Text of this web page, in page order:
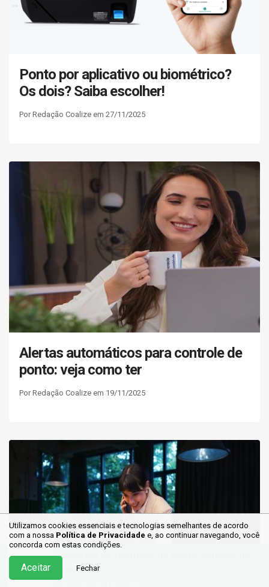
Sistema de Controle de ponto e Banco de
Horas
Ponto por aplicativo ou biométrico?
Os dois? Saiba escolher!
Por Redação Coalize em 27/11/2025
Alertas automáticos para controle de
ponto: veja como ter
Por Redação Coalize em 19/11/2025
Utilizamos cookies essenciais e tecnologias semelhantes de acordo
com a nossa Política de Privacidade e, ao continuarnavegando, você
concorda com estas condições.
Aceitar Fechar